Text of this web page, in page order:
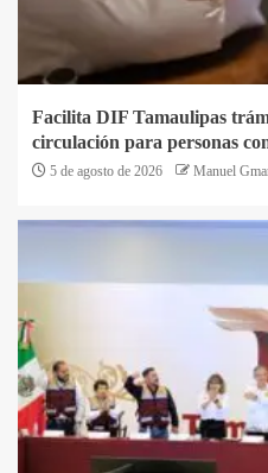
Facilita DIF Tamaulipas
circulación para personas
5 de agosto de 2026 Manuel